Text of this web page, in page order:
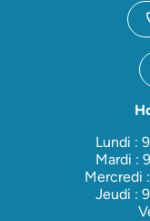
Lundi :
Mardi :
Mercredi
Jeudi :